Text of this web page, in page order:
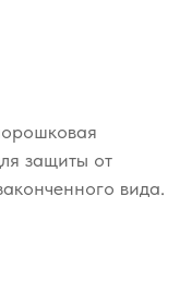
защиты от
вида.